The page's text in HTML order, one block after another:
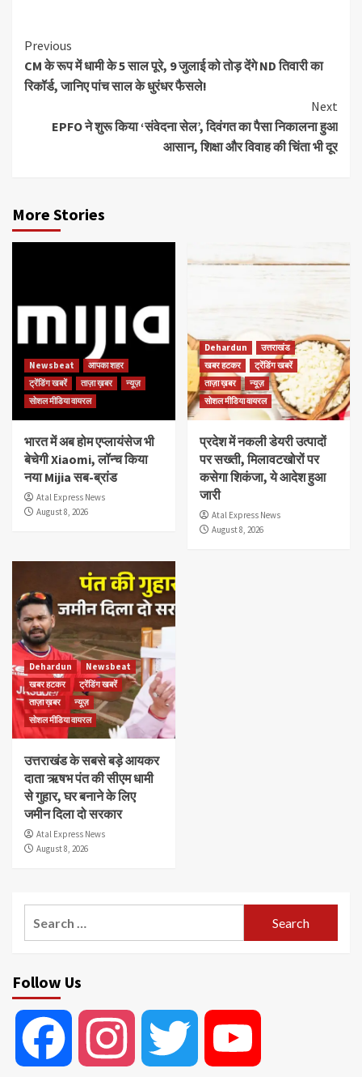
Continue
Reading
Previous
CM के रूप में धामी के 5 साल पूरे, 9 जुलाई को तोड़ देंगे ND तिवारी का
रिकॉर्ड, जानिए पांच साल के धुरंधर फैसले!
Next
EPFO ने शुरू किया ‘संवेदना सेल’, दिवंगत का पैसा निकालना हुआ
आसान, शिक्षा और विवाह की चिंता भी दूर
More Stories
Newsbeat
आपका शहर
ट्रेंडिंग खबरें
ताज़ा ख़बर
न्यूज़
सोशल मीडिया वायरल
भारत में अब होम एप्लायंसेज भी
बेचेगी Xiaomi, लॉन्च किया
नया Mijia सब-ब्रांड
Atal Express News
August 8, 2026
Dehardun
उत्तराखंड
खबर हटकर
ट्रेंडिंग खबरें
ताज़ा ख़बर
न्यूज़
सोशल मीडिया वायरल
प्रदेश में नकली डेयरी उत्पादों
पर सख्ती, मिलावटखोरों पर
कसेगा शिकंजा, ये आदेश हुआ
जारी
Atal Express News
August 8, 2026
Dehardun
Newsbeat
खबर हटकर
ट्रेंडिंग खबरें
ताज़ा ख़बर
न्यूज़
सोशल मीडिया वायरल
उत्तराखंड के सबसे बड़े आयकर
दाता ऋषभ पंत की सीएम धामी
से गुहार, घर बनाने के लिए
जमीन दिला दो सरकार
Atal Express News
August 8, 2026
Follow Us
Facebook Instagram Twitter